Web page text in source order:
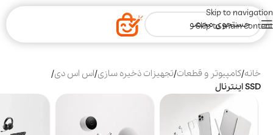
Skip to navigation
Skip to main content
خانه/کامپیوتر و قطعات/تجهیزات ذخیره سازی/اس اس دی/
SSD اینترنال